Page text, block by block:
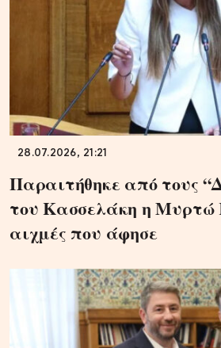
28.07.2026, 21:21
Παραιτήθηκε από τους
του Κασσελάκη η Μυρτώ
αιχμές που άφησε